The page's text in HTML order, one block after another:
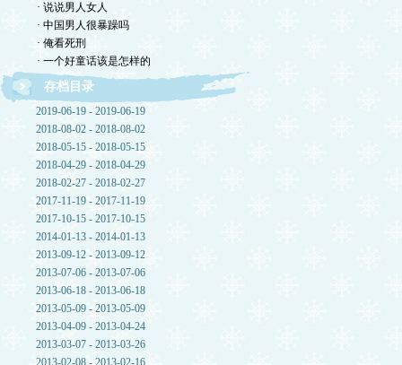
· 说说男人女人
· 中国男人很暴躁吗
· 俺看死刑
· 一个好童话该是怎样的
存档目录
2019-06-19 - 2019-06-19
2018-08-02 - 2018-08-02
2018-05-15 - 2018-05-15
2018-04-29 - 2018-04-29
2018-02-27 - 2018-02-27
2017-11-19 - 2017-11-19
2017-10-15 - 2017-10-15
2014-01-13 - 2014-01-13
2013-09-12 - 2013-09-12
2013-07-06 - 2013-07-06
2013-06-18 - 2013-06-18
2013-05-09 - 2013-05-09
2013-04-09 - 2013-04-24
2013-03-07 - 2013-03-26
2013-02-08 - 2013-02-16